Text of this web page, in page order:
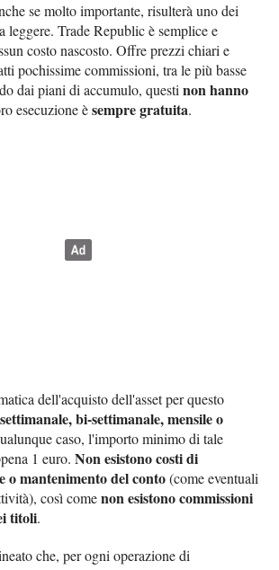
se molto importante, risulterà uno dei
leggere. Trade Republic è semplice e
costo nascosto. Offre prezzi chiari e
pochissime commissioni, tra le più basse
dai piani di accumulo, questinon hanno
esecuzione èsempre gratuita.
dell'acquisto dell'asset per questo
settimanale, bi-settimanale, mensile o
caso, l'importo minimo di tale
1 euro.Non esistono costi di
o mantenimento del conto(come eventuali
così comenon esistono commissioni
titoli.
che, per ogni operazione di